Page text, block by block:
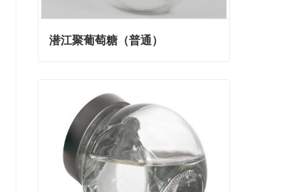
潜江聚葡萄糖（普通）
Contact Now